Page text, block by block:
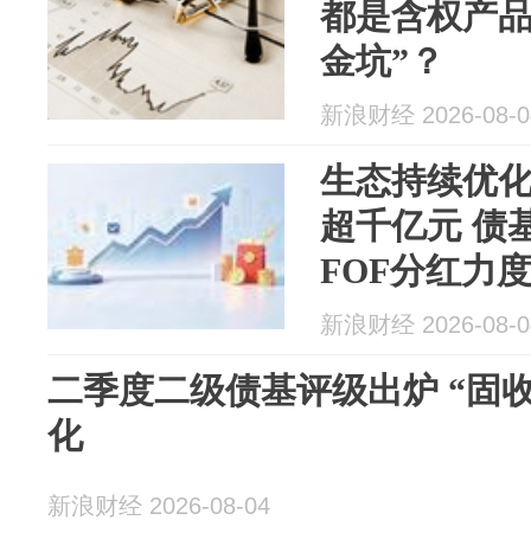
都是含权产
金坑”？
新浪财经 2026-08-
生态持续优
超千亿元 债
FOF分红力
新浪财经 2026-08-
二季度二级债基评级出炉 “固
化
新浪财经 2026-08-04